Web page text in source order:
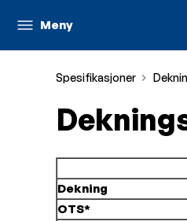
Meny
Spesifikasjoner
Dekning
OTS*